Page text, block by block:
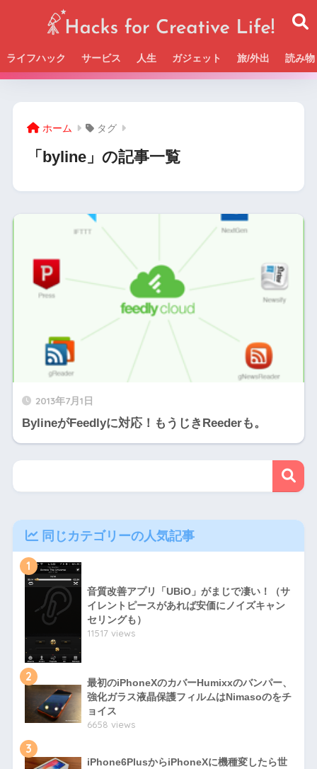
ライフハック サービス 人生 ガジェット 旅/外出 読み物
Beckの活動＆SNSまとめはこちら
ホーム タグ
「byline」の記事一覧
2013年7月1日
BylineがFeedlyに対応！もうじきReederも。
同じカテゴリーの人気記事
1
音質改善アプリ「UBiO」がまじで凄い！（サ
イレントピースがあれば安価にノイズキャン
セリングも）
11517 views
2
最初のiPhoneXのカバーHumixxのバンパー、
強化ガラス液晶保護フィルムはNimasoのをチ
ョイス
6658 views
3
iPhone6PlusからiPhoneXに機種変したら世